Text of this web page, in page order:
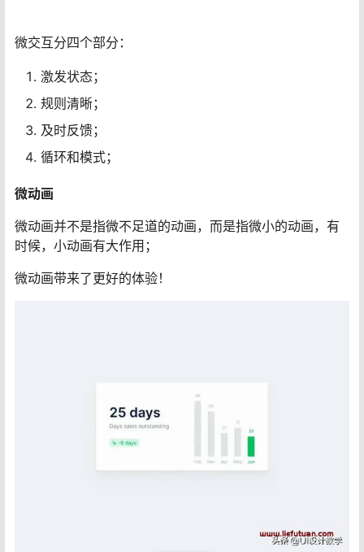
微交互分四个部分：
激发状态；
规则清晰；
及时反馈；
循环和模式；
微动画
微动画并不是指微不足道的动画，而是指微小的动画，有
时候，小动画有大作用；
微动画带来了更好的体验！